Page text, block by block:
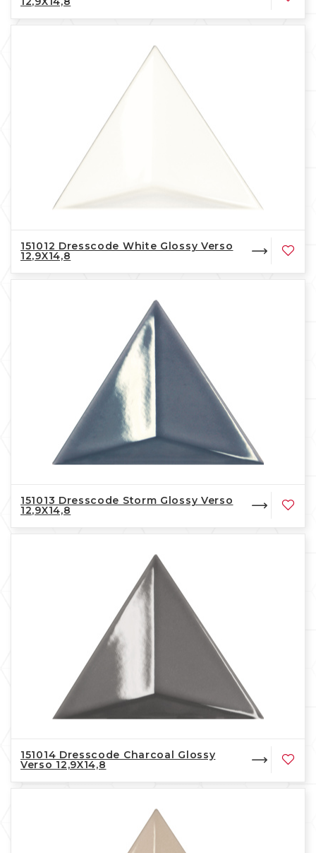
151012 Dresscode White Glossy Verso
12,9X14,8
151013 Dresscode Storm Glossy Verso
12,9X14,8
151014 Dresscode Charcoal Glossy
Verso 12,9X14,8